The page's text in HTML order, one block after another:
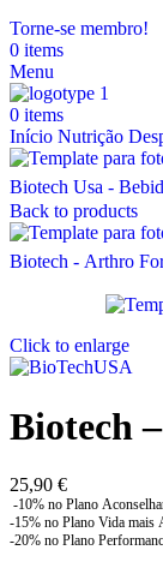
Torne-se membro!
0 items
Menu
0 items
Início Nutrição
Biotech Usa -
Back to products
Biotech - Arthro
Click to enlarge
Biotech
25,90 €